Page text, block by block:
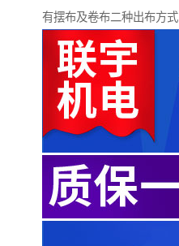
有摆布及卷布二种出布方式